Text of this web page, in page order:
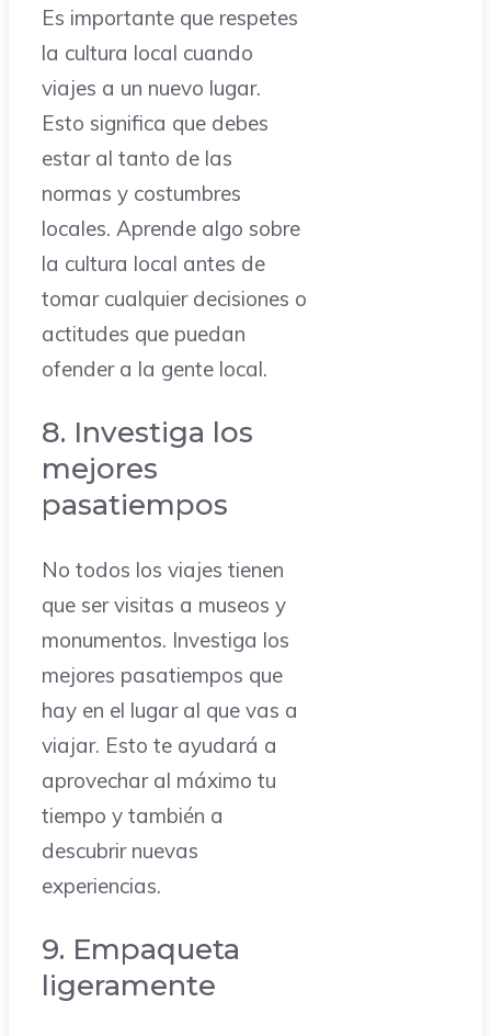
Es importante que respetes
la cultura local cuando
viajes a un nuevo lugar.
Esto significa que debes
estar al tanto de las
normas y costumbres
locales. Aprende algo sobre
la cultura local antes de
tomar cualquier decisiones o
actitudes que puedan
ofender a la gente local.
8. Investiga los
mejores
pasatiempos
No todos los viajes tienen
que ser visitas a museos y
monumentos. Investiga los
mejores pasatiempos que
hay en el lugar al que vas a
viajar. Esto te ayudará a
aprovechar al máximo tu
tiempo y también a
descubrir nuevas
experiencias.
9. Empaqueta
ligeramente